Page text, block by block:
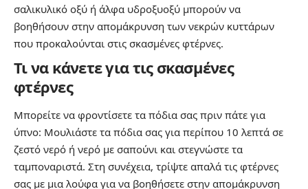
σαλικυλικό οξύ ή άλφα υδροξυοξύ μπορούν να
βοηθήσουν στην απομάκρυνση των νεκρών κυττάρων
που προκαλούνται στις σκασμένες φτέρνες.
Τι να κάνετε για τις σκασμένες
φτέρνες
Μπορείτε να φροντίσετε τα πόδια σας πριν πάτε για
ύπνο: Μουλιάστε τα πόδια σας για περίπου 10 λεπτά σε
ζεστό νερό ή νερό με σαπούνι και στεγνώστε τα
ταμποναριστά. Στη συνέχεια, τρίψτε απαλά τις φτέρνες
σας με μια λούφα για να βοηθήσετε στην απομάκρυνση